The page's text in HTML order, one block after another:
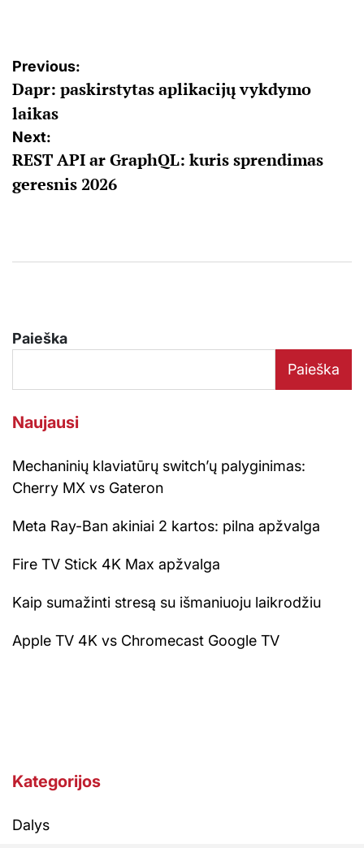
Navigacija
tarp
įrašų
Previous:
Dapr: paskirstytas aplikacijų vykdymo
laikas
Next:
REST API ar GraphQL: kuris sprendimas
geresnis 2026
Paieška
Paieška
Naujausi
Mechaninių klaviatūrų switch’ų palyginimas:
Cherry MX vs Gateron
Meta Ray-Ban akiniai 2 kartos: pilna apžvalga
Fire TV Stick 4K Max apžvalga
Kaip sumažinti stresą su išmaniuoju laikrodžiu
Apple TV 4K vs Chromecast Google TV
Kategorijos
Dalys